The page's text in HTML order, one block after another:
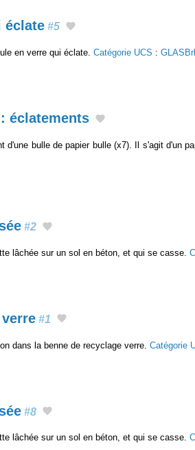
éclate #5
en verre qui éclate. Catégorie UCS :
éclatements
d'une bulle de papier bulle (x7). Il s'agit d'un
#2
lâchée sur un sol en béton, et qui se casse.
#1
dans la benne de recyclage verre. Catégorie
#8
lâchée sur un sol en béton, et qui se casse.